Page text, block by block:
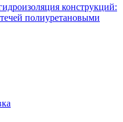
конструкций:
полиуретановыми